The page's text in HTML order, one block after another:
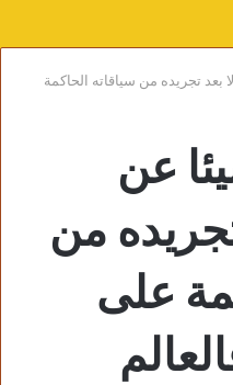
بعد تجريده من سياقاته الحاكمة
عن
تجريده من
على